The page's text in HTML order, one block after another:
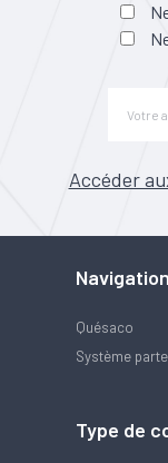
Accéder
Navigation
Quésaco
Système
Type de